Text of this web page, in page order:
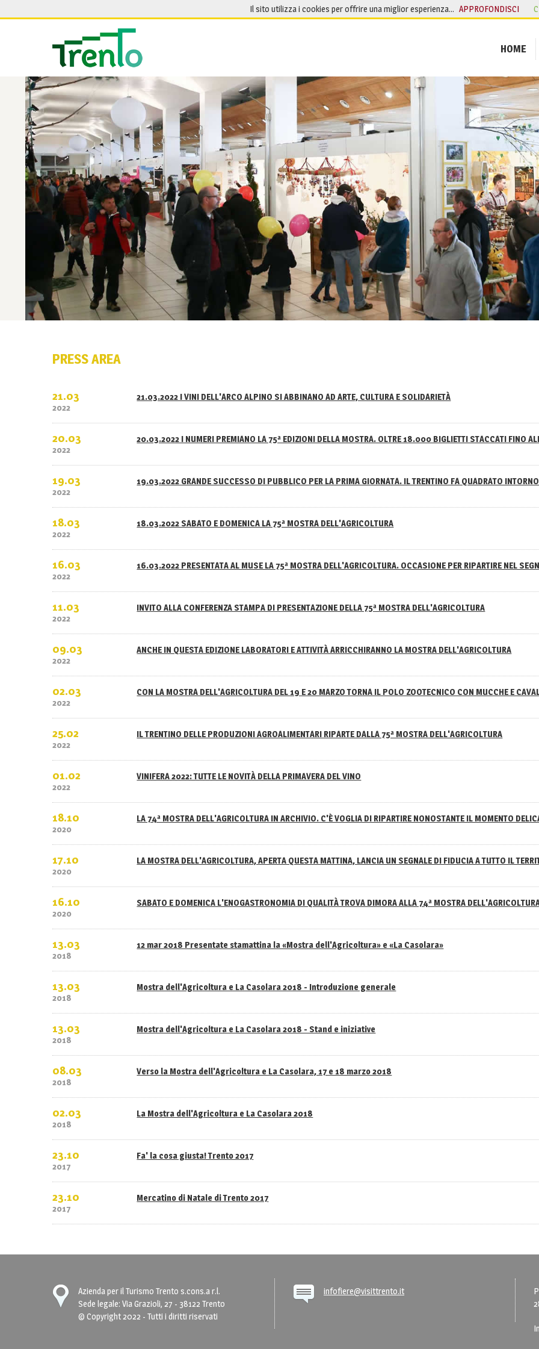
HOME
PRESS AREA
21.03
2022
21.03.2022 I VINI DELL'ARCO ALPINO SI ABBINANO AD ARTE, CULTURA E SOLIDARIETÀ
20.03
2022
20.03.2022 I NUMERI PREMIANO LA 75ª EDIZIONI DELLA MOSTRA. OLTRE 18.000 BIGLIETTI STACCATI FINO
19.03
2022
19.03.2022 GRANDE SUCCESSO DI PUBBLICO PER LA PRIMA GIORNATA. IL TRENTINO FA QUADRATO
18.03
2022
18.03.2022 SABATO E DOMENICA LA 75ª MOSTRA DELL'AGRICOLTURA
16.03
2022
16.03.2022 PRESENTATA AL MUSE LA 75ª MOSTRA DELL'AGRICOLTURA. OCCASIONE PER RIPARTIRE NEL
11.03
2022
INVITO ALLA CONFERENZA STAMPA DI PRESENTAZIONE DELLA 75ª MOSTRA DELL'AGRICOLTURA
09.03
2022
ANCHE IN QUESTA EDIZIONE LABORATORI E ATTIVITÀ ARRICCHIRANNO LA MOSTRA DELL'AGRICOLTURA
02.03
2022
CON LA MOSTRA DELL'AGRICOLTURA DEL 19 E 20 MARZO TORNA IL POLO ZOOTECNICO CON MUCCHE E
25.02
2022
IL TRENTINO DELLE PRODUZIONI AGROALIMENTARI RIPARTE DALLA 75ª MOSTRA DELL'AGRICOLTURA
01.02
2022
VINIFERA 2022: TUTTE LE NOVITÀ DELLA PRIMAVERA DEL VINO
18.10
2020
LA 74ª MOSTRA DELL'AGRICOLTURA IN ARCHIVIO. C'È VOGLIA DI RIPARTIRE NONOSTANTE IL MOMENTO
17.10
2020
LA MOSTRA DELL'AGRICOLTURA, APERTA QUESTA MATTINA, LANCIA UN SEGNALE DI FIDUCIA A TUTTO IL
16.10
2020
SABATO E DOMENICA L'ENOGASTRONOMIA DI QUALITÀ TROVA DIMORA ALLA 74ª MOSTRA
13.03
2018
12 mar 2018 Presentate stamattina la «Mostra dell'Agricoltura» e «La Casolara»
13.03
2018
Mostra dell'Agricoltura e La Casolara 2018 - Introduzione generale
13.03
2018
Mostra dell'Agricoltura e La Casolara 2018 - Stand e iniziative
08.03
2018
Verso la Mostra dell'Agricoltura e La Casolara, 17 e 18 marzo 2018
02.03
2018
La Mostra dell'Agricoltura e La Casolara 2018
23.10
2017
Fa' la cosa giusta! Trento 2017
23.10
2017
Mercatino di Natale di Trento 2017
Azienda per il Turismo Trento s.cons.a r.l.
Sede legale: Via Grazioli, 27 - 38122 Trento
© Copyright 2022 - Tutti i diritti riservati
infofiere@visittrento.it
Il sito utilizza i cookies per offrire una miglior esperienza… APPROFONDISCI